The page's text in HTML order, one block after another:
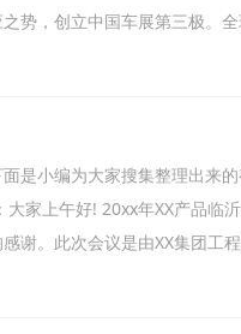
势，创立中国车展第三极。
是小编为大家搜集整理出来
家上午好! 20xx年XX产品临
谢。此次会议是由XX集团工